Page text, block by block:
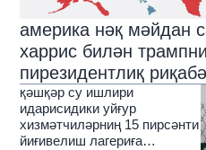
америка нәқ мәйдан
харрис билән
пирезидентлиқ
қәшқәр су ишлири
идарисидики уйғур
хизмәтчиләрниң 15 пирсәнти
йиғивелиш лагериға